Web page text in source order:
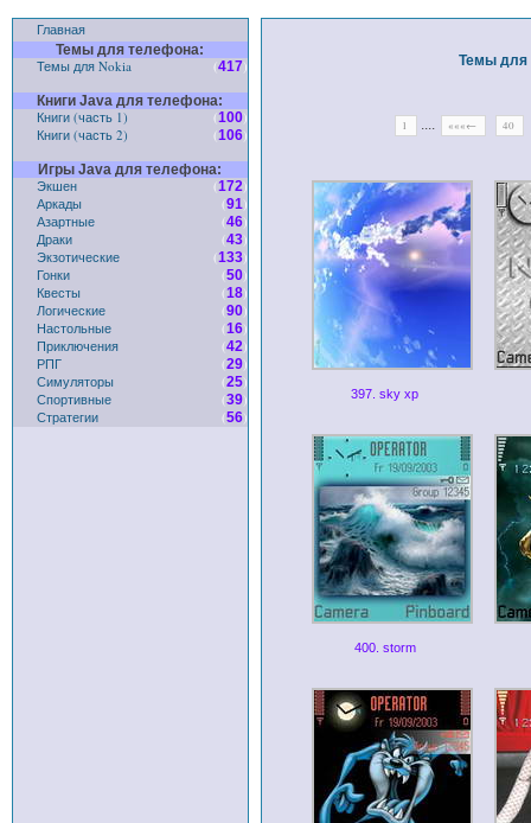
Главная
Темы для телефона:
Темы для Nokia (417)
Книги Java для телефона:
Книги (часть 1) (100)
Книги (часть 2)
(106)
Игры Java для телефона:
Экшен (172)
Аркады
(91)
Азартные
(46)
Драки
(43)
Экзотические
(133)
Гонки
(50)
Квесты
(18)
Логические
(90)
Настольные
(16)
Приключения
(42)
РПГ
(29)
Симуляторы
(25)
Спортивные
(39)
Стратегии
(56)
Темы для
1 .... «««← 40
397. sky xp
400. storm